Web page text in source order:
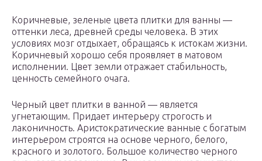
Коричневые, зеленые цвета плитки для ванны —
оттенки леса, древней среды человека. В этих
условиях мозг отдыхает, обращаясь к истокам жизни.
Коричневый хорошо себя проявляет в матовом
исполнении. Цвет земли отражает стабильность,
ценность семейного очага.
Черный цвет плитки в ванной — является
угнетающим. Придает интерьеру строгость и
лаконичность. Аристократические ванные с богатым
интерьером строятся на основе черного, белого,
красного и золотого. Большое количество черного